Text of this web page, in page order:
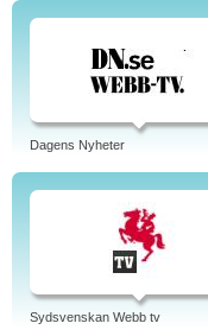
Dagens Nyheter
Sydsvenskan Webb tv